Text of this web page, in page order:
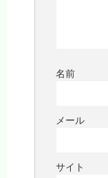
名前
メール
サイト